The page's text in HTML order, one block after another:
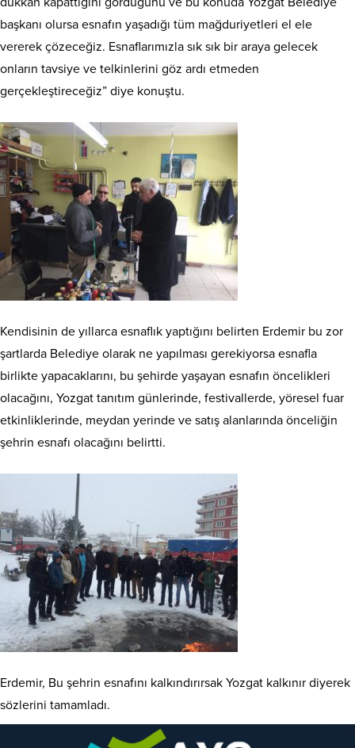
başkanı olursa esnafın yaşadığı tüm mağduriyetleri el ele
vererek çözeceğiz. Esnaflarımızla sık sık bir araya gelecek
onların tavsiye ve telkinlerini göz ardı etmeden
gerçekleştireceğiz” diye konuştu.
Kendisinin de yıllarca esnaflık yaptığını belirten Erdemir bu zor
şartlarda Belediye olarak ne yapılması gerekiyorsa esnafla
birlikte yapacaklarını, bu şehirde yaşayan esnafın öncelikleri
olacağını, Yozgat tanıtım günlerinde, festivallerde, yöresel fuar
etkinliklerinde, meydan yerinde ve satış alanlarında önceliğin
şehrin esnafı olacağını belirtti.
Erdemir, Bu şehrin esnafını kalkındırırsak Yozgat kalkınır diyerek
sözlerini tamamladı.